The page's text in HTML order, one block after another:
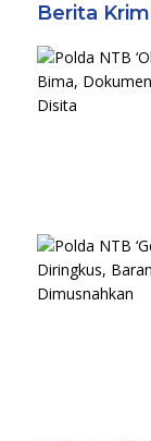
Berita